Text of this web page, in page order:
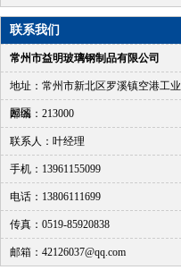
联系我们
常州市益明玻璃钢制品有限公司
地址：常州市新北区罗溪镇空港工业
园区
邮编：213000
联系人：叶经理
手机：13961155099
电话：13806111699
传真：0519-85920838
邮箱：42126037@qq.com